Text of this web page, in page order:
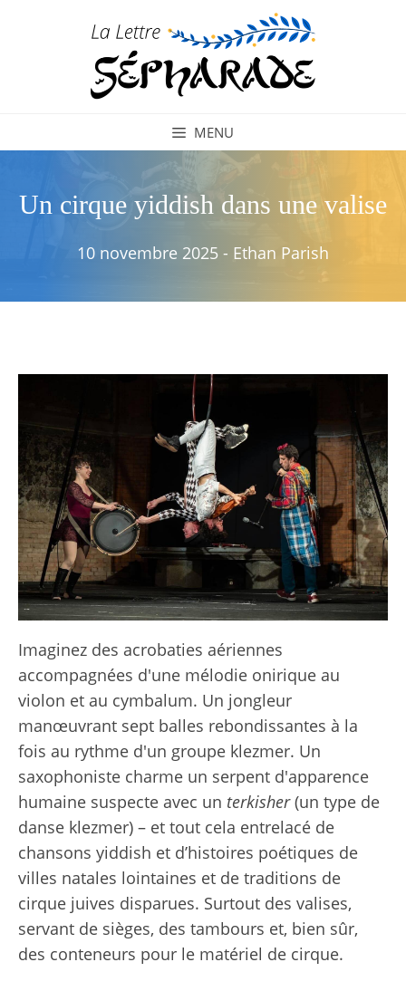
MENU
Un cirque yiddish dans une valise
10 novembre 2025 - Ethan Parish
Imaginez des acrobaties aériennes
accompagnées d'une mélodie onirique au
violon et au cymbalum. Un jongleur
manœuvrant sept balles rebondissantes à la
fois au rythme d'un groupe klezmer. Un
saxophoniste charme un serpent d'apparence
humaine suspecte avec un terkisher(un type de
danse klezmer) – et tout cela entrelacé de
chansons yiddish et d’histoires poétiques de
villes natales lointaines et de traditions de
cirque juives disparues. Surtout des valises,
servant de sièges, des tambours et, bien sûr,
des conteneurs pour le matériel de cirque.